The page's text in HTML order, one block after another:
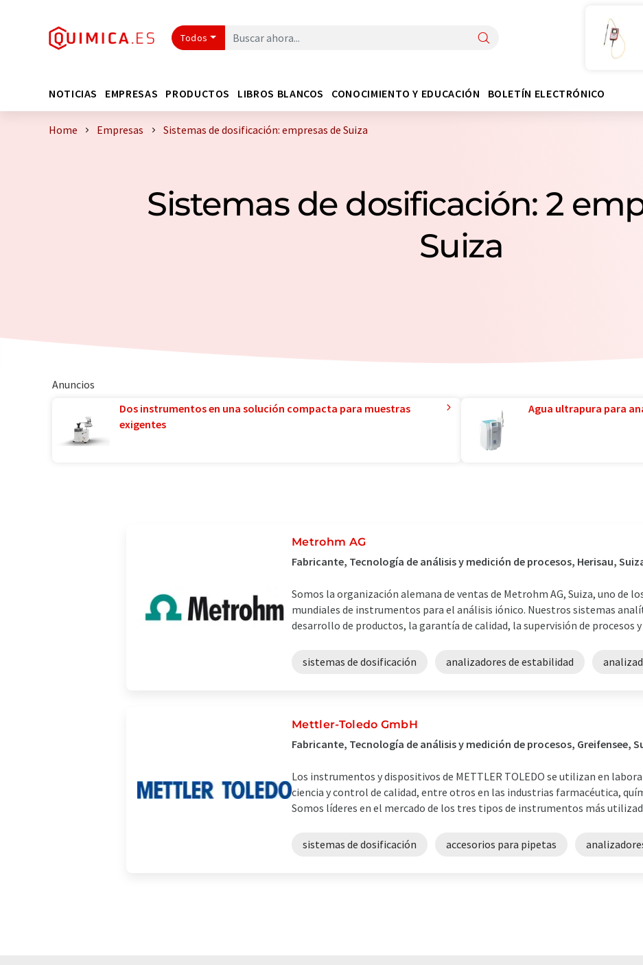
Todos
NOTICIAS EMPRESAS PRODUCTOS LIBROS BLANCOS CONOCIMIENTO Y EDUCACIÓN BOLETÍN ELECTRÓNICO
Home Empresas Sistemas de dosificación: empresas de Suiza
Sistemas de dosificación: 2
Suiza
Anuncios
Dos instrumentos en una solución compacta para muestras
exigentes
Agua ultrapura para
Metrohm AG
Fabricante, Tecnología de análisis y medición de procesos, Herisau,
Somos la organización alemana de ventas de Metrohm AG, Suiza, uno de
mundiales de instrumentos para el análisis iónico. Nuestros sistemas
desarrollo de productos, la garantía de calidad, la supervisión de procesos
sistemas de dosificación analizadores de estabilidad
Mettler-Toledo GmbH
Fabricante, Tecnología de análisis y medición de procesos, Greifensee,
Los instrumentos y dispositivos de METTLER TOLEDO se utilizan en
ciencia y control de calidad, entre otros en las industrias farmacéutica,
Somos líderes en el mercado de los tres tipos de instrumentos más
sistemas de dosificación accesorios para pipetas